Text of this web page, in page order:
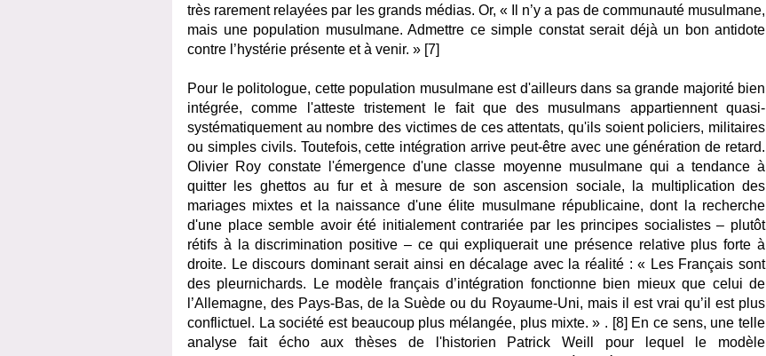
très rarement relayées par les grands médias. Or, « Il n’y a pas de communauté musulmane,
mais une population musulmane. Admettre ce simple constat serait déjà un bon antidote
contre l’hystérie présente et à venir. » [7]
Pour le politologue, cette population musulmane est d'ailleurs dans sa grande majorité bien
intégrée, comme l'atteste tristement le fait que des musulmans appartiennent quasi-
systématiquement au nombre des victimes de ces attentats, qu'ils soient policiers, militaires
ou simples civils. Toutefois, cette intégration arrive peut-être avec une génération de retard.
Olivier Roy constate l'émergence d'une classe moyenne musulmane qui a tendance à
quitter les ghettos au fur et à mesure de son ascension sociale, la multiplication des
mariages mixtes et la naissance d'une élite musulmane républicaine, dont la recherche
d'une place semble avoir été initialement contrariée par les principes socialistes – plutôt
rétifs à la discrimination positive – ce qui expliquerait une présence relative plus forte à
droite. Le discours dominant serait ainsi en décalage avec la réalité : « Les Français sont
des pleurnichards. Le modèle français d’intégration fonctionne bien mieux que celui de
l’Allemagne, des Pays-Bas, de la Suède ou du Royaume-Uni, mais il est vrai qu’il est plus
conflictuel. La société est beaucoup plus mélangée, plus mixte. » . [8] En ce sens, une telle
analyse fait écho aux thèses de l'historien Patrick Weill pour lequel le modèle